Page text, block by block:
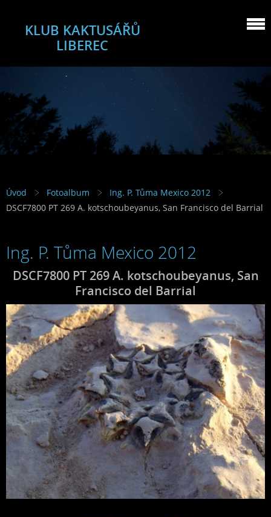
KLUB KAKTUSÁŘŮ
LIBEREC
Úvod Fotoalbum
Ing. P. Tůma Mexico 2012
DSCF7800 PT 269 A. kotschoubeyanus, San Francisco del Barrial
Ing. P. Tůma Mexico 2012
DSCF7800 PT 269 A. kotschoubeyanus, San
Francisco del Barrial